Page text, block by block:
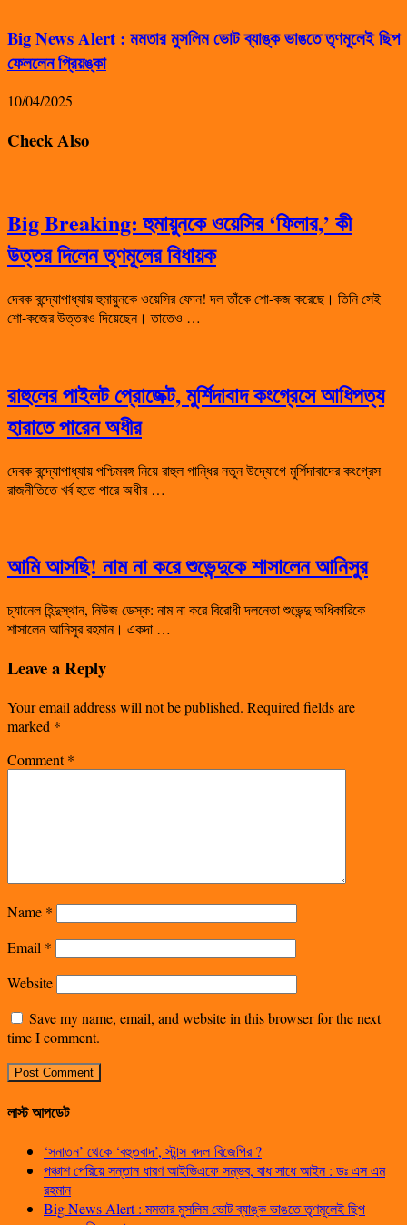
Big News Alert : মমতার মুসলিম ভোট ব্যাঙ্ক ভাঙতে তৃণমূলেই ছিপ
ফেললেন প্রিয়ঙ্কা
10/04/2025
Check Also
Big Breaking: হুমায়ুনকে ওয়েসির ‘ফিলার,’ কী
উত্তর দিলেন তৃণমূলের বিধায়ক
দেবক বন্দ্যোপাধ্যায় হুমায়ুনকে ওয়েসির ফোন! দল তাঁকে শো-কজ করেছে। তিনি সেই
শো-কজের উত্তরও দিয়েছেন। তাতেও …
রাহুলের পাইলট প্রোজেক্ট, মুর্শিদাবাদ কংগ্রেসে আধিপত্য
হারাতে পারেন অধীর
দেবক বন্দ্যোপাধ্যায় পশ্চিমবঙ্গ নিয়ে রাহুল গান্ধির নতুন উদ্যোগে মুর্শিদাবাদের কংগ্রেস
রাজনীতিতে খর্ব হতে পারে অধীর …
আমি আসছি! নাম না করে শুভেন্দুকে শাসালেন আনিসুর
চ্যানেল হিন্দুস্থান, নিউজ ডেস্ক: নাম না করে বিরোধী দলনেতা শুভেন্দু অধিকারিকে
শাসালেন আনিসুর রহমান। একদা …
Leave a Reply
Your email address will not be published. Required fields are
marked *
Comment*
Name *
Email *
Website
Save my name, email, and website in this browser for the next
time I comment.
লাস্ট আপডেট
‘সনাতন’ থেকে ‘বহুতবাদ’, স্টান্স বদল বিজেপির ?
পঞ্চাশ পেরিয়ে সন্তান ধারণ আইভিএফে সম্ভব, বাধ সাধে আইন : ডঃ এস এম
রহমান
Big News Alert : মমতার মুসলিম ভোট ব্যাঙ্ক ভাঙতে তৃণমূলেই ছিপ